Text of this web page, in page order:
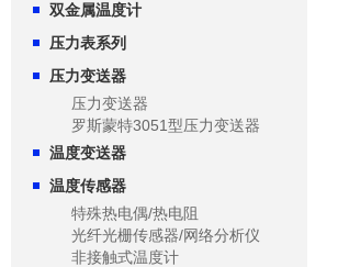
双金属温度计
压力表系列
压力变送器
压力变送器
罗斯蒙特3051型压力变送器
温度变送器
温度传感器
特殊热电偶/热电阻
光纤光栅传感器/网络分析仪
非接触式温度计